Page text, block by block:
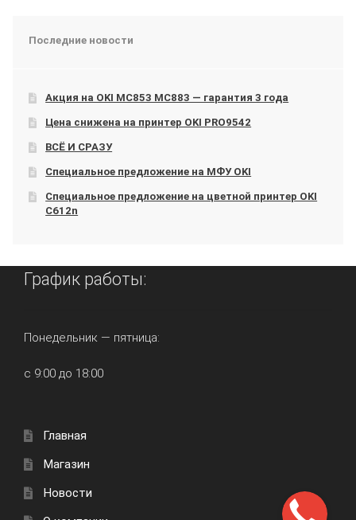
Последние новости
Акция на OKI МС853 МС883 — гарантия 3 года
Цена снижена на принтер OKI PRO9542
ВСЁ И СРАЗУ
Специальное предложение на МФУ OKI
Специальное предложение на цветной принтер OKI
C612n
График работы:
Понедельник — пятница:
с 9:00 до 18:00
Главная
Магазин
Новости